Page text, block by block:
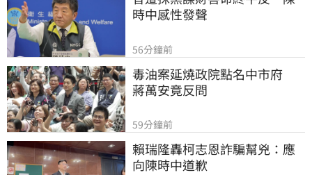
時中感性發聲
56分鐘前
毒油案延燒政院點名中市府
蔣萬安竟反問
59分鐘前
賴瑞隆轟柯志恩詐騙幫兇：應
向陳時中道歉